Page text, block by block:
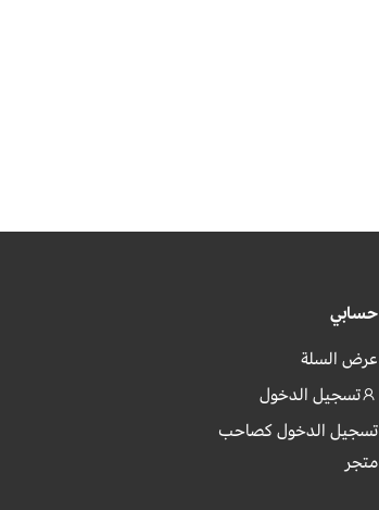
حسابي
عرض السلة
تسجيل الدخول
تسجيل الدخول كصاحب
متجر